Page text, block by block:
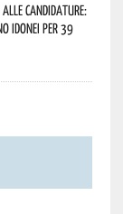
alle candidature:
idonei per 39